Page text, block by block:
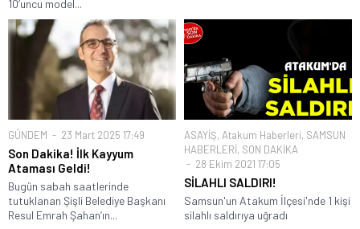
10’uncu model...
GÜNDEM 23 Mart 2025 17:49
Son Dakika! İlk Kayyum
Ataması Geldi!
Bugün sabah saatlerinde
tutuklanan Şişli Belediye Başkanı
Resul Emrah Şahan’ın...
ASAYİŞ, Atakum Haberleri, SAMSUN
HABERLERİ, SON DAKİKA
28 Ekim 2021 17:05
SİLAHLI SALDIRI!
Samsun'un Atakum İlçesi'nde 1 kişi
silahlı saldırıya uğradı